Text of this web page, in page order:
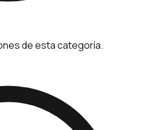
de esta categoría.